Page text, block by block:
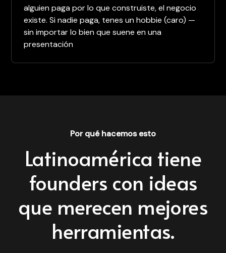
alguien paga por lo que construiste, el negocio
existe. Si nadie paga, tenes un hobbie (caro) —
sin importar lo bien que suene en una
presentación
Por qué hacemos esto
Latinoamérica tiene
founders con ideas
que merecen mejores
herramientas.